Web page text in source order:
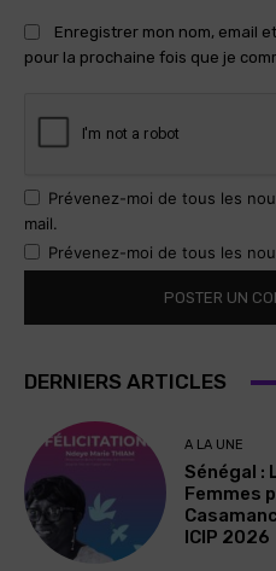
Enregistrer mon nom, email
pour la prochaine fois que je
Prévenez-moi de tous les
mail.
Prévenez-moi de tous les
DERNIERS ARTICLES
A LA UNE
Sénégal :
Femmes
ICIP 2026